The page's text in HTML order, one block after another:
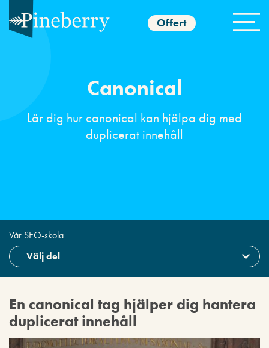
Offert
Canonical
Lär dig hur canonical kan hjälpa dig med
duplicerat innehåll
Vår SEO-skola
En canonical tag hjälper dig hantera
duplicerat innehåll